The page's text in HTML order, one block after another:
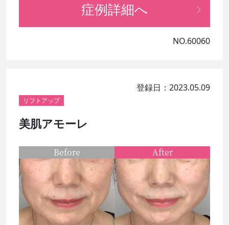
症例詳細へ
NO.60060
登録日：2023.05.09
リフトアップ
美肌アモーレ
Before After